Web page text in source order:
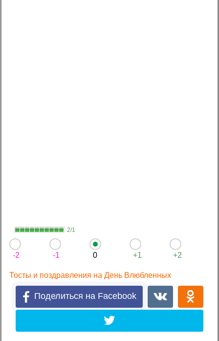
2/1
-2 -1 0 +1 +2
Тосты и поздравления на День Влюбленных
Поделиться на Facebook